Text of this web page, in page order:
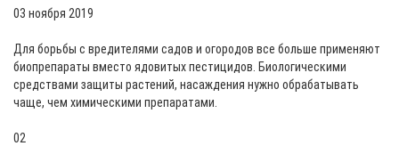
03 ноября 2019
Для борьбы с вредителями садов и огородов все больше применяют
биопрепараты вместо ядовитых пестицидов. Биологическими
средствами защиты растений, насаждения нужно обрабатывать
чаще, чем химическими препаратами.
02